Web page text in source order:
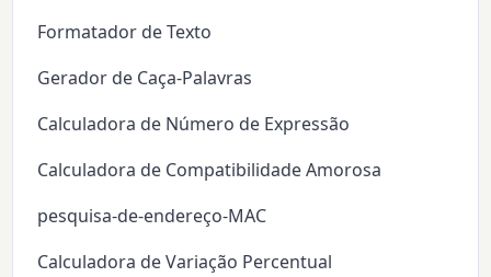
Formatador de Texto
Gerador de Caça-Palavras
Calculadora de Número de Expressão
Calculadora de Compatibilidade Amorosa
pesquisa-de-endereço-MAC
Calculadora de Variação Percentual